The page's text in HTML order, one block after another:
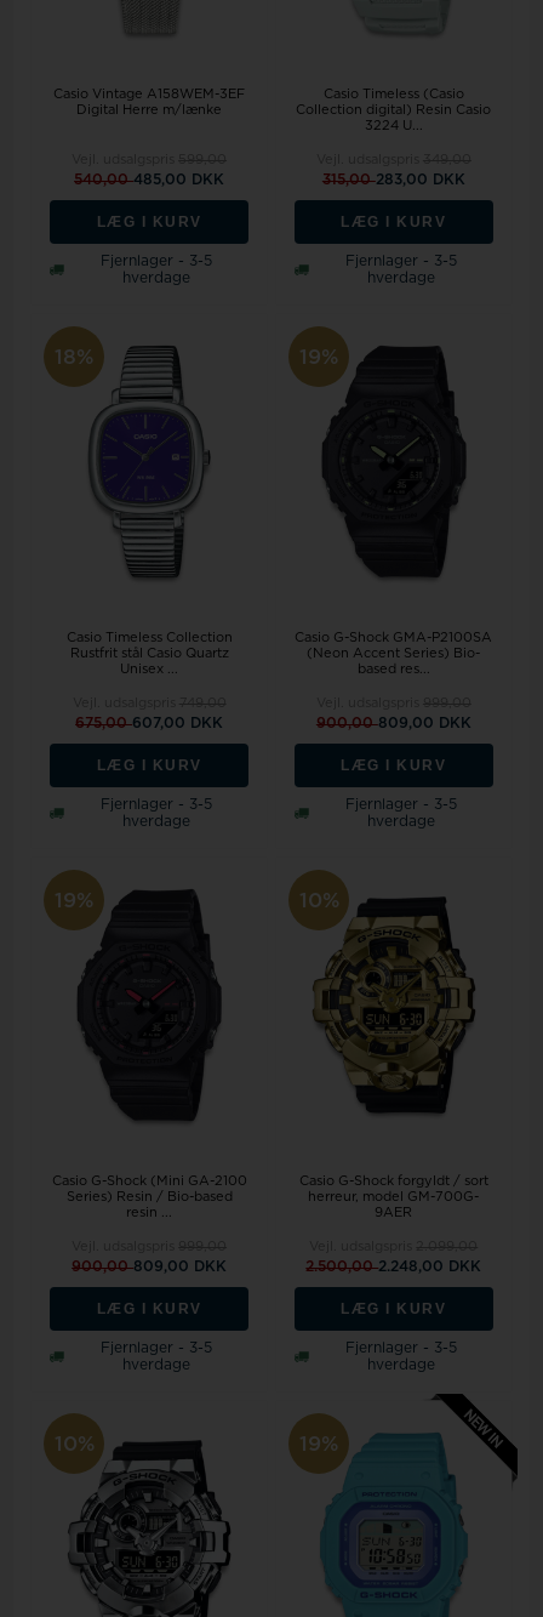
Casio Vintage A158WEM-3EF
Digital Herre m/lænke
540,00485,00 DKK
LÆG I KURV
Fjernlager - 3-5
hverdage
Casio Timeless (Casio
Collection digital) Resin Casio
3224 U...
315,00283,00 DKK
LÆG I KURV
Fjernlager - 3-5
hverdage
18%
Casio Timeless Collection
Rustfrit stål Casio Quartz
Unisex ...
675,00607,00 DKK
LÆG I KURV
Fjernlager - 3-5
hverdage
19%
Casio G-Shock GMA-P2100SA
(Neon Accent Series) Bio-
based res...
900,00809,00 DKK
LÆG I KURV
Fjernlager - 3-5
hverdage
19%
Casio G-Shock (Mini GA-2100
Series) Resin / Bio-based
resin ...
900,00809,00 DKK
LÆG I KURV
Fjernlager - 3-5
hverdage
10%
Casio G-Shock forgyldt / sort
herreur, model GM-700G-
9AER
2.500,002.248,00 DKK
LÆG I KURV
Fjernlager - 3-5
hverdage
10% 19%